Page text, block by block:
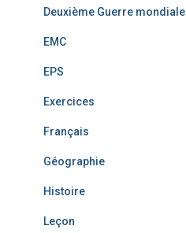
Deuxième Guerre mondiale
EMC
EPS
Exercices
Français
Géographie
Histoire
Leçon